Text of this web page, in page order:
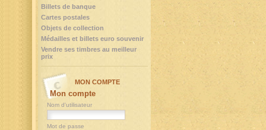
Billets de banque
Cartes postales
Objets de collection
Médailles et billets euro souvenir
Vendre ses timbres au meilleur
prix
MON COMPTE
Mon compte
Nom d'utilisateur
Mot de passe